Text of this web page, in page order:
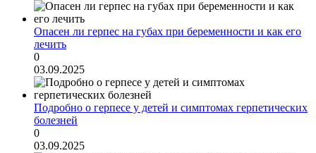
Опасен ли герпес на губах при беременности и как его
лечить
0
03.09.2025
Подробно о герпесе у детей и симптомах герпетических
болезней
0
03.09.2025